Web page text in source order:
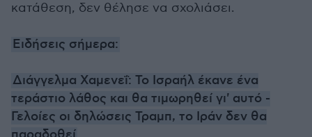
κατάθεση, δεν θέλησε να σχολιάσει.
Ειδήσεις σήμερα:
Διάγγελμα Χαμενεΐ: Το Ισραήλ έκανε ένα
τεράστιο λάθος και θα τιμωρηθεί γι' αυτό -
Γελοίες οι δηλώσεις Τραμπ, το Ιράν δεν θα